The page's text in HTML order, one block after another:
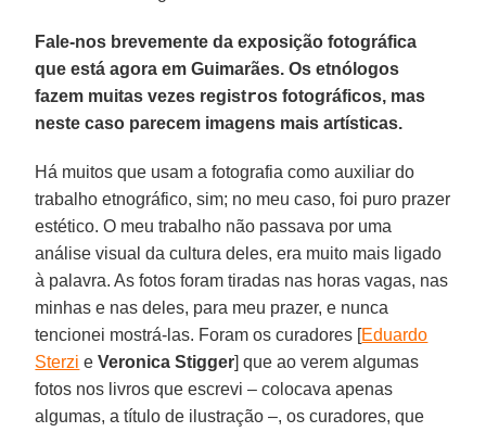
Fale-nos brevemente da exposição fotográfica
que está agora em Guimarães. Os etnólogos
fazem muitas vezes registros fotográficos, mas
neste caso parecem imagens mais artísticas.
Há muitos que usam a fotografia como auxiliar do
trabalho etnográfico, sim; no meu caso, foi puro prazer
estético. O meu trabalho não passava por uma
análise visual da cultura deles, era muito mais ligado
à palavra. As fotos foram tiradas nas horas vagas, nas
minhas e nas deles, para meu prazer, e nunca
tencionei mostrá-las. Foram os curadores [Eduardo
Sterzi eVeronica Stigger] que ao verem algumas
fotos nos livros que escrevi – colocava apenas
algumas, a título de ilustração –, os curadores, que